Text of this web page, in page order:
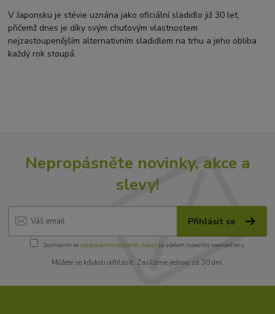
V Japonsku je stévie uznána jako oficiální sladidlo již 30 let,
přičemž dnes je díky svým chuťovým vlastnostem
nejzastoupenějším alternativním sladidlem na trhu a jeho obliba
každý rok stoupá.
Nepropásněte novinky, akce a
slevy!
Přihlásit se
Souhlasím se zpracováním osobních údajůza účelem rozesílky newsletteru.
Můžete se kdykoli odhlásit. Zasíláme jednou za 30 dní.